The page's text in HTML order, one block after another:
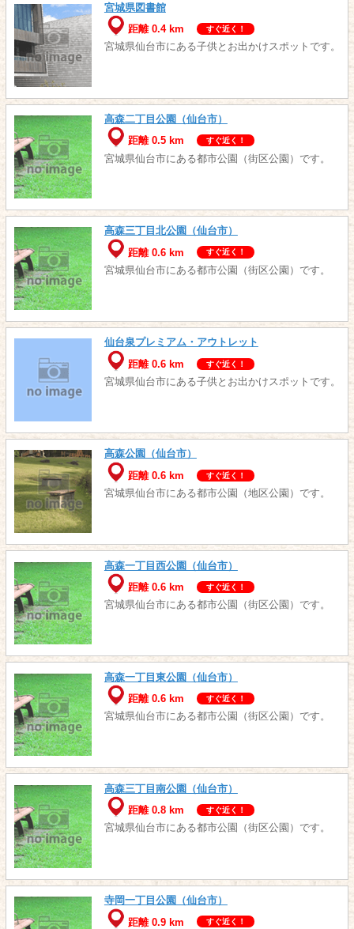
宮城県図書館
距離 0.4 km
すぐ近く！
宮城県仙台市にある子供とお出かけスポットです。
高森二丁目公園（仙台市）
距離 0.5 km
すぐ近く！
宮城県仙台市にある都市公園（街区公園）です。
高森三丁目北公園（仙台市）
距離 0.6 km
すぐ近く！
宮城県仙台市にある都市公園（街区公園）です。
仙台泉プレミアム・アウトレット
距離 0.6 km
すぐ近く！
宮城県仙台市にある子供とお出かけスポットです。
高森公園（仙台市）
距離 0.6 km
すぐ近く！
宮城県仙台市にある都市公園（地区公園）です。
高森一丁目西公園（仙台市）
距離 0.6 km
すぐ近く！
宮城県仙台市にある都市公園（街区公園）です。
高森一丁目東公園（仙台市）
距離 0.6 km
すぐ近く！
宮城県仙台市にある都市公園（街区公園）です。
高森三丁目南公園（仙台市）
距離 0.8 km
すぐ近く！
宮城県仙台市にある都市公園（街区公園）です。
寺岡一丁目公園（仙台市）
距離 0.9 km
すぐ近く！